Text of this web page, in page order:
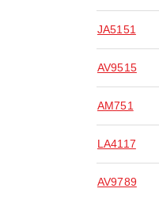
JA5151
AV9515
AM751
LA4117
AV9789